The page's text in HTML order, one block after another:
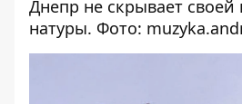
Днепр не скрывает своей
натуры. Фото: